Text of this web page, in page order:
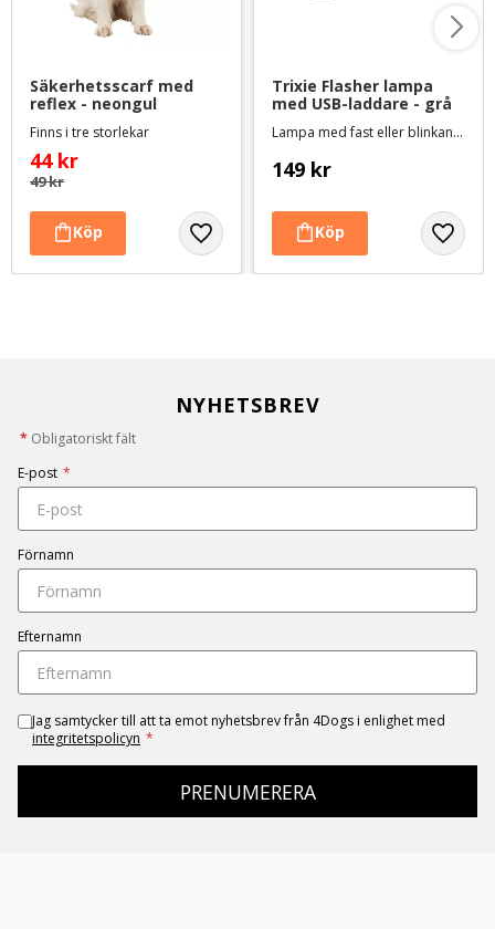
Säkerhetsscarf med
reflex - neongul
Finns i tre storlekar
44 kr
49kr
Trixie Flasher lampa
med USB-laddare - grå
Lampa med fast eller blinkande sken, diameter 3 cm
149 kr
NYHETSBREV
* Obligatoriskt fält
E-post *
Förnamn
Efternamn
Jag samtycker till att ta emot nyhetsbrev från 4Dogs i enlighet med
integritetspolicyn *
PRENUMERERA